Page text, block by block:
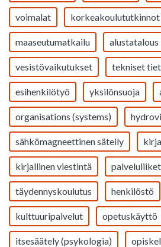
voimalat korkeakoulututkinnot
maaseutumatkailu alustatalous
vesistövaikutukset tekniset
esihenkilötyö yksilönsuoja
organisations (systems)
sähkömagneettinen säteily
kirjallinen viestintä
täydennyskoulutus henkilöstö
kulttuuripalvelut opetuskäyttö
itsesäätely (psykologia)